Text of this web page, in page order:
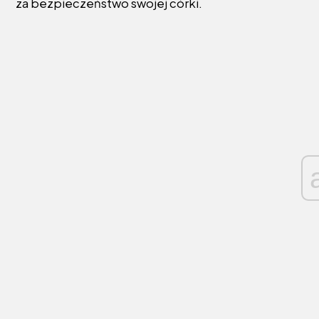
za bezpieczeństwo swojej córki.